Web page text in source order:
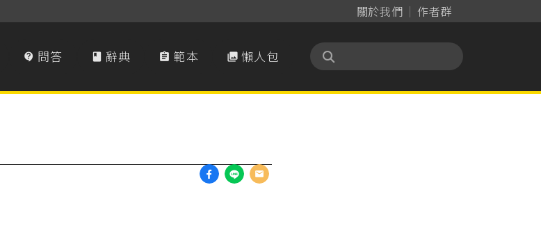
關於我們 作者群
 問答  辭典  範本  懶人包